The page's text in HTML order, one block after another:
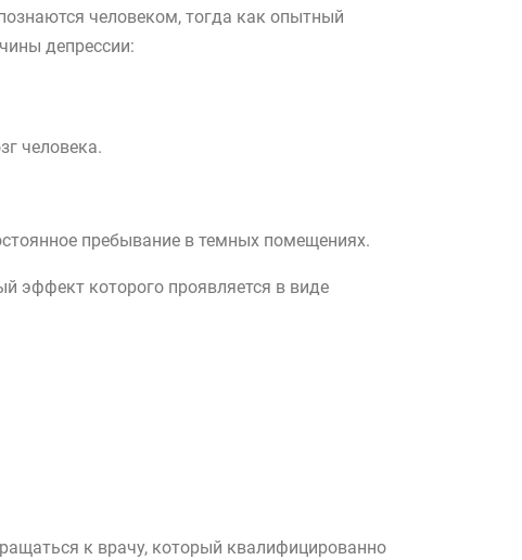
человеком, тогда как опытный
депрессии:
человека.
пребывание в темных помещениях.
эффект которого проявляется в виде
к врачу, который квалифицированно